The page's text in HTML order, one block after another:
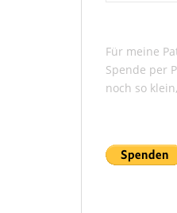
Für meine
Spende per
noch so